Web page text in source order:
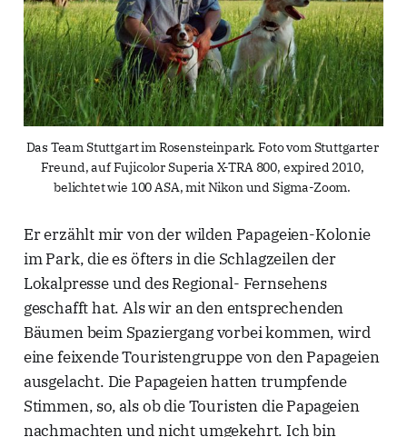
Das Team Stuttgart im Rosensteinpark. Foto vom Stuttgarter
Freund, auf Fujicolor Superia X-TRA 800, expired 2010,
belichtet wie 100 ASA, mit Nikon und Sigma-Zoom.
Er erzählt mir von der wilden Papageien-Kolonie
im Park, die es öfters in die Schlagzeilen der
Lokalpresse und des Regional- Fernsehens
geschafft hat. Als wir an den entsprechenden
Bäumen beim Spaziergang vorbei kommen, wird
eine feixende Touristengruppe von den Papageien
ausgelacht. Die Papageien hatten trumpfende
Stimmen, so, als ob die Touristen die Papageien
nachmachten und nicht umgekehrt. Ich bin